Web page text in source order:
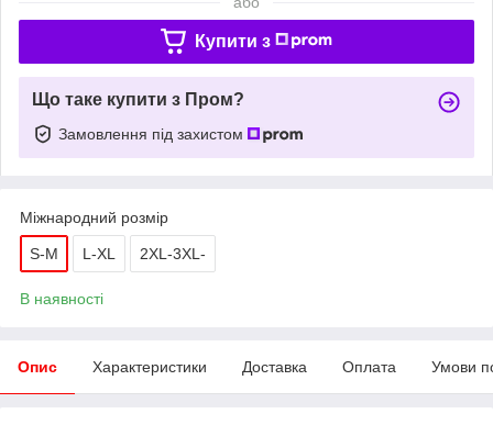
Купити з
Що таке купити з Пром?
Замовлення під захистом
Міжнародний розмір
S-M L-XL 2XL-3XL-
В наявності
Опис Характеристики Доставка Оплата Умови